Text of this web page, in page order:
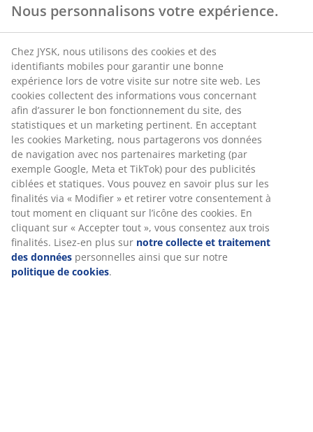
Nous personnalisons votre expérience.
Chez JYSK, nous utilisons des cookies et des
identifiants mobiles pour garantir une bonne
expérience lors de votre visite sur notre site web. Les
cookies collectent des informations vous concernant
afin d’assurer le bon fonctionnement du site, des
statistiques et un marketing pertinent. En acceptant
les cookies Marketing, nous partagerons vos données
de navigation avec nos partenaires marketing (par
exemple Google, Meta et TikTok) pour des publicités
ciblées et statiques. Vous pouvez en savoir plus sur les
finalités via « Modifier » et retirer votre consentement à
tout moment en cliquant sur l’icône des cookies. En
cliquant sur « Accepter tout », vous consentez aux trois
finalités. Lisez-en plus sur notre collecte et traitement
des données personnelles ainsi que sur notre
politique de cookies.